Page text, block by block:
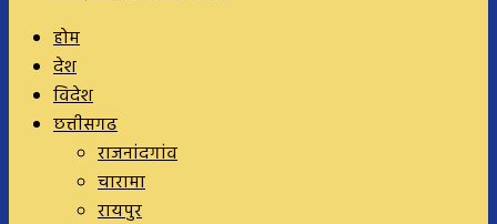
होम
देश
विदेश
छत्तीसगढ
राजनांदगांव
चारामा
रायपुर